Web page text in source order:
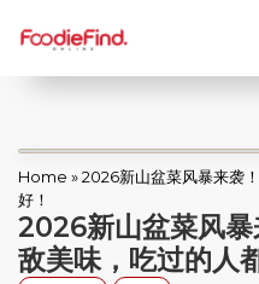
Home »2026新山盆菜风暴来袭
好！
2026新山盆菜风
敌美味，吃过的人